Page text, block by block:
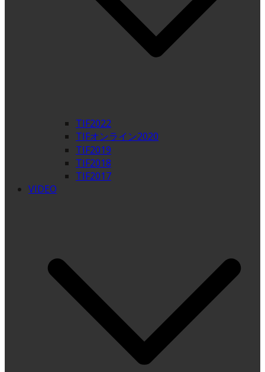
TIF2022
TIFオンライン2020
TIF2019
TIF2018
TIF2017
VIDEO